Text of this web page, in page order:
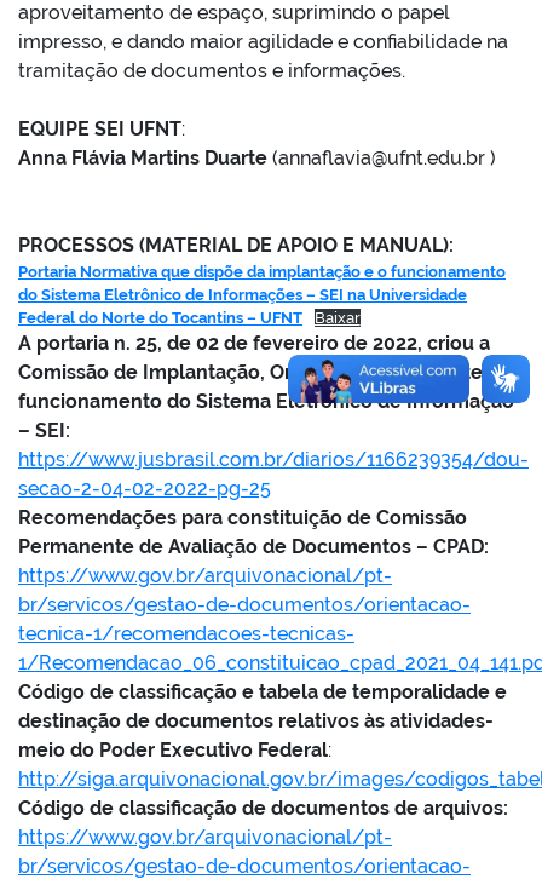
portal
aproveitamento de espaço, suprimindo o papel
impresso, e dando maior agilidade e confiabilidade na
tramitação de documentos e informações.
EQUIPE SEI UFNT:
Anna Flávia Martins Duarte (annaflavia@ufnt.edu.br )
PROCESSOS (MATERIAL DE APOIO E MANUAL):
Portaria Normativa que dispõe da implantação e o funcionamento
do Sistema Eletrônico de Informações – SEI na Universidade
Federal do Norte do Tocantins – UFNT
Baixar
A portaria n. 25, de 02 de fevereiro de 2022, criou a
Comissão de Implantação, Organização e Suporte ao
funcionamento do Sistema Eletrônico de Informação
– SEI:
https://www.jusbrasil.com.br/diarios/1166239354/dou-
secao-2-04-02-2022-pg-25
Recomendações para constituição de Comissão
Permanente de Avaliação de Documentos – CPAD:
https://www.gov.br/arquivonacional/pt-
br/servicos/gestao-de-documentos/orientacao-
tecnica-1/recomendacoes-tecnicas-
1/
Código de classificação e tabela de temporalidade e
destinação de documentos relativos às atividades-
meio do Poder Executivo Federal:
http://siga.arquivonacional.gov.br/images/
Código de classificação de documentos de arquivos:
https://www.gov.br/arquivonacional/pt-
br/servicos/gestao-de-documentos/orientacao-